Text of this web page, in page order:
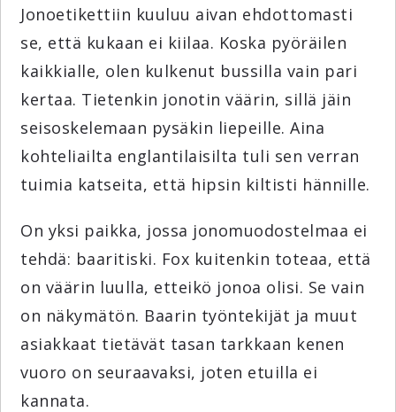
Jonoetikettiin kuuluu aivan ehdottomasti
se, että kukaan ei kiilaa. Koska pyöräilen
kaikkialle, olen kulkenut bussilla vain pari
kertaa. Tietenkin jonotin väärin, sillä jäin
seisoskelemaan pysäkin liepeille. Aina
kohteliailta englantilaisilta tuli sen verran
tuimia katseita, että hipsin kiltisti hännille.
On yksi paikka, jossa jonomuodostelmaa ei
tehdä: baaritiski. Fox kuitenkin toteaa, että
on väärin luulla, etteikö jonoa olisi. Se vain
on näkymätön. Baarin työntekijät ja muut
asiakkaat tietävät tasan tarkkaan kenen
vuoro on seuraavaksi, joten etuilla ei
kannata.